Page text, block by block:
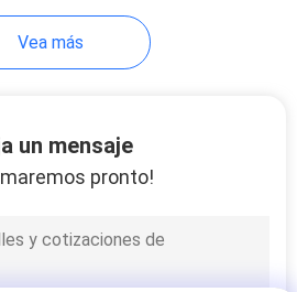
Vea más
un mensaje
pronto!